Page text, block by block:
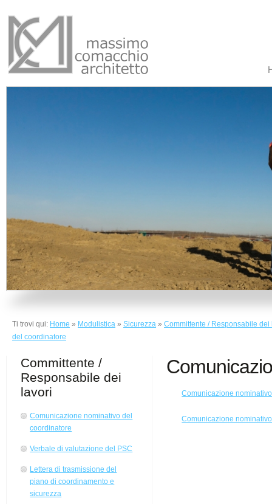
Ti trovi qui: Home » Modulistica » Sicurezza » Committente / Responsabile dei
del coordinatore
Committente /
Responsabile dei
lavori
Comunicazione nominativo del
coordinatore
Verbale di valutazione del PSC
Lettera di trasmissione del
piano di coordinamento e
sicurezza
Comunicazione
Comunicazione